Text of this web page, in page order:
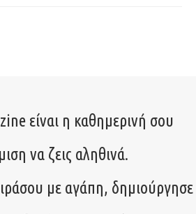
είναι η καθημερινή σου
να ζεις αληθινά.
με αγάπη, δημιούργησε